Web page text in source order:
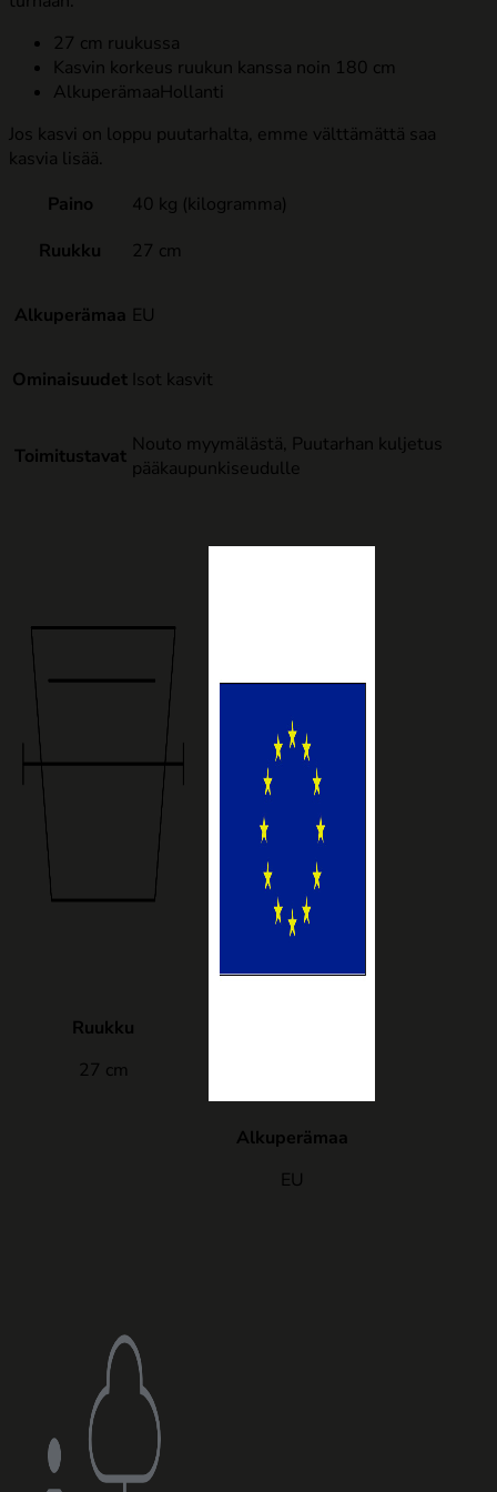
27 cm ruukussa
Kasvin korkeus ruukun kanssa noin 180 cm
AlkuperämaaHollanti
​Jos kasvi on loppu puutarhalta, emme välttämättä saa
kasvia lisää.
Paino
40 kg (kilogramma)
Ruukku
27 cm
Alkuperämaa EU
Ominaisuudet Isot kasvit
Toimitustavat Nouto myymälästä, Puutarhan kuljetus
pääkaupunkiseudulle
Ruukku
27 cm
Alkuperämaa
EU